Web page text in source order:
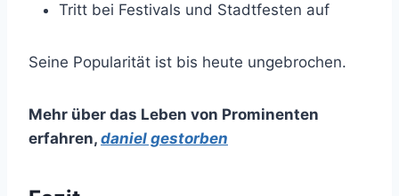
Tritt bei Festivals und Stadtfesten auf
Seine Popularität ist bis heute ungebrochen.
Mehr über das Leben von Prominenten
erfahren, daniel gestorben